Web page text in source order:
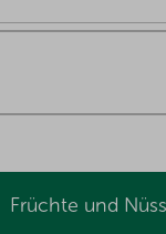
Früchte und